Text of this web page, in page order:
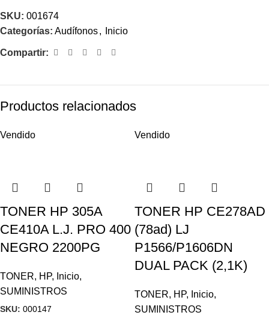
SKU: 001674
Categorías: Audífonos, Inicio
Compartir:
Productos relacionados
Vendido
TONER HP 305A
CE410A L.J. PRO 400
NEGRO 2200PG
TONER, HP, Inicio,
SUMINISTROS
SKU: 000147
Vendido
TONER HP CE278AD
(78ad) LJ
P1566/P1606DN
DUAL PACK (2,1K)
TONER, HP, Inicio,
SUMINISTROS